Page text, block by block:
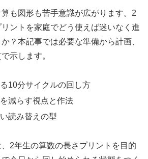
も図形も苦手意識が広がります。2
ントを家庭でどう使えば迷いなく進
？本記事では必要な準備から計画、
示します。
10分サイクルの回し方
減らす視点と作法
読み替えの型
2年生の算数の長さプリントを目的